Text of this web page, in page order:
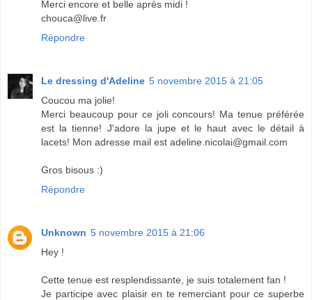
Merci encore et belle après midi !
chouca@live.fr
Répondre
Le dressing d'Adeline 5 novembre 2015 à 21:05
Coucou ma jolie!
Merci beaucoup pour ce joli concours! Ma tenue préférée
est la tienne! J'adore la jupe et le haut avec le détail à
lacets! Mon adresse mail est adeline.nicolai@gmail.com
Gros bisous :)
Répondre
Unknown 5 novembre 2015 à 21:06
Hey !
Cette tenue est resplendissante, je suis totalement fan !
Je participe avec plaisir en te remerciant pour ce superbe